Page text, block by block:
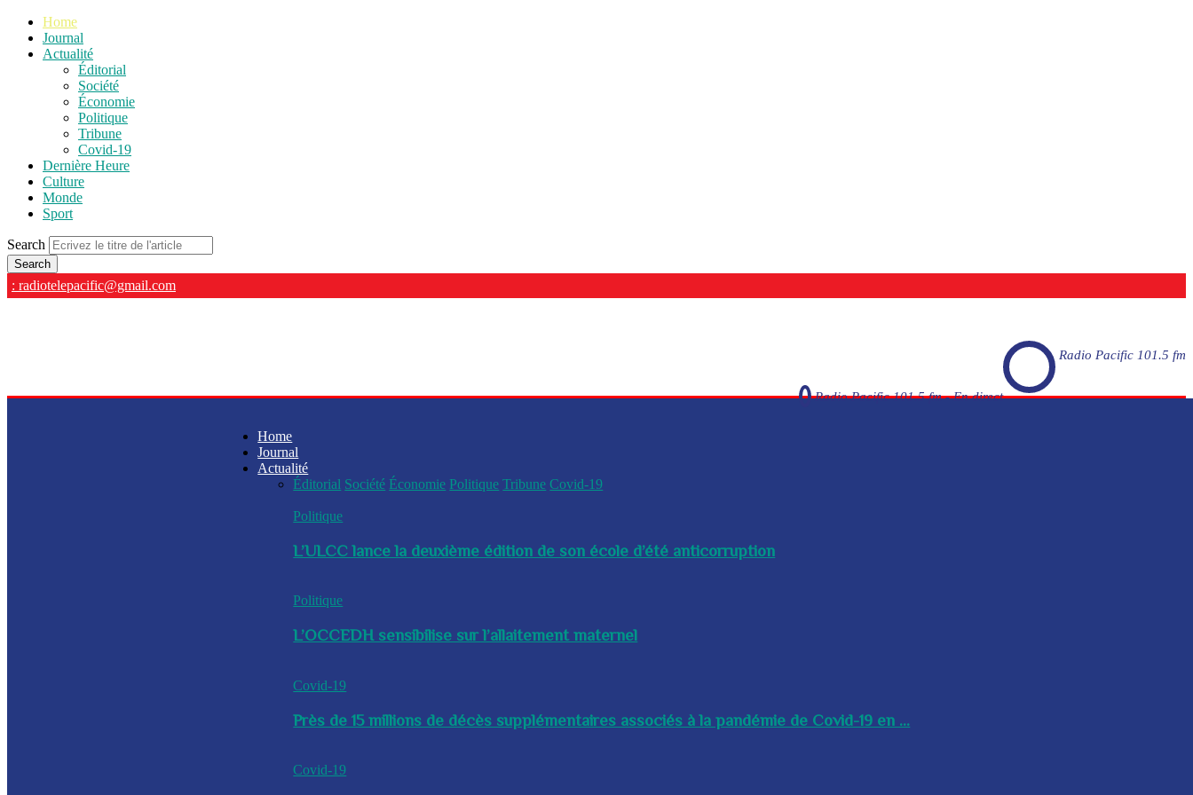
Home
Journal
Actualité
Éditorial
Société
Économie
Politique
Tribune
Covid-19
Dernière Heure
Culture
Monde
Sport
Search
: radiotelepacific@gmail.com
Radio Pacific 101.5 fm
Radio Pacific 101.5 fm - En direct
Home
Journal
Actualité
Éditorial Société Économie Politique Tribune Covid-19
Politique
L’ULCC lance la deuxième édition de son école d’été anticorruption
Politique
L’OCCEDH sensibilise sur l’allaitement maternel
Covid-19
Près de 15 millions de décès supplémentaires associés à la pandémie de Covid-19 en ...
Covid-19